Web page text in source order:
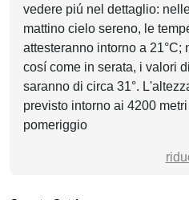
vedere piú nel dettaglio:
mattino cielo sereno, le
attesteranno intorno a
cosí come in serata, i valori
saranno di circa 31°.
previsto intorno ai 4200
pomeriggio